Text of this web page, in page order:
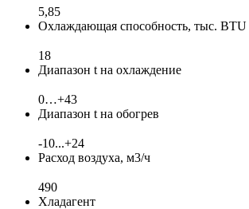
5,85
Охлаждающая способность, тыс. BTU
18
Диапазон t на охлаждение
0…+43
Диапазон t на обогрев
-10...+24
Расход воздуха, м3/ч
490
Хладагент